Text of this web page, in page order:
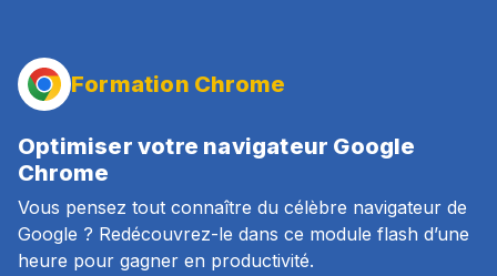
Formations
Expertises techniques
Licences
Formation Chrome
Optimiser votre navigateur Google
Chrome
Vous pensez tout connaître du célèbre navigateur de
Google ? Redécouvrez-le dans ce module flash d’une
heure pour gagner en productivité.